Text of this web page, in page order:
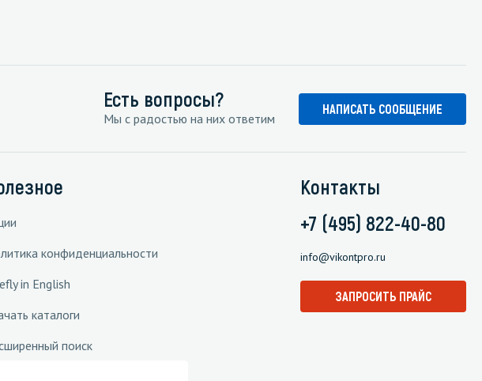
Есть вопросы?
Мы с радостью на них ответим
НАПИСАТЬ СООБЩЕНИЕ
конфиденциальности
in English
каталоги
поиск
Контакты
+7 (495) 822-40-80
info@vikontpro.ru
ЗАПРОСИТЬ ПРАЙС